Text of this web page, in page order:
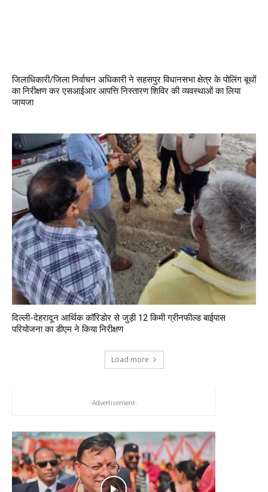
जिलाधिकारी/जिला निर्वाचन अधिकारी ने सहसपुर विधानसभा क्षेत्र के पोलिंग बूथों
का निरीक्षण कर एसआईआर आपत्ति निस्तारण शिविर की व्यवस्थाओं का लिया
जायजा
दिल्ली-देहरादून आर्थिक कॉरिडोर से जुड़ी 12 किमी ग्रीनफील्ड बाईपास
परियोजना का डीएम ने किया निरीक्षण
Load more
-Advertisement-